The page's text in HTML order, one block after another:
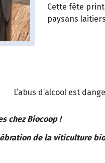
Cette fête
paysans
L’abus d’alcool est
chez Biocoop !
de la viticulture